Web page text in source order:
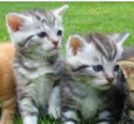
Najlepsze
sposoby
opiekowania
się
kotem
domowym